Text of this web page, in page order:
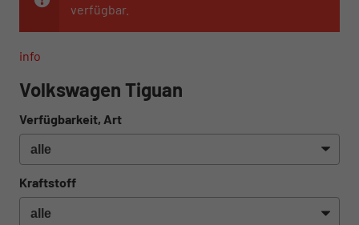
verfügbar.
info
Volkswagen Tiguan
Verfügbarkeit, Art
Kraftstoff